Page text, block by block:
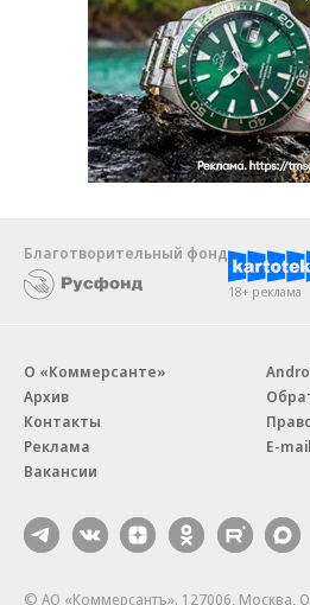
Благотворительный фонд
18+ реклама
О «Коммерсанте»
Архив
Контакты
Реклама
Вакансии
E-
© АО «Коммерсантъ». 127006, Москва,